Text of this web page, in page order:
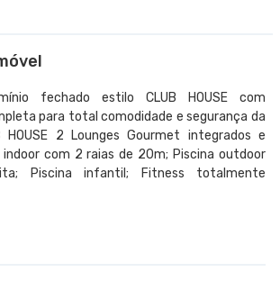
fechado estilo CLUB HOUSE com
para total comodidade e segurança da
HOUSE 2 Lounges Gourmet integrados e
indoor com 2 raias de 20m; Piscina outdoor
Piscina infantil; Fitness totalmente